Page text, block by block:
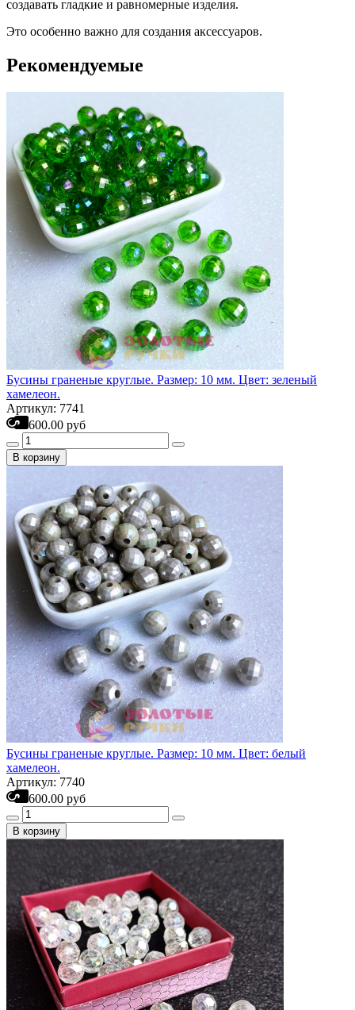
создавать гладкие и равномерные изделия.
Это особенно важно для создания аксессуаров.
Рекомендуемые
Бусины граненые круглые. Размер: 10 мм. Цвет: зеленый
хамелеон.
Артикул: 7741
600.00 руб
В корзину
Бусины граненые круглые. Размер: 10 мм. Цвет: белый
хамелеон.
Артикул: 7740
600.00 руб
В корзину